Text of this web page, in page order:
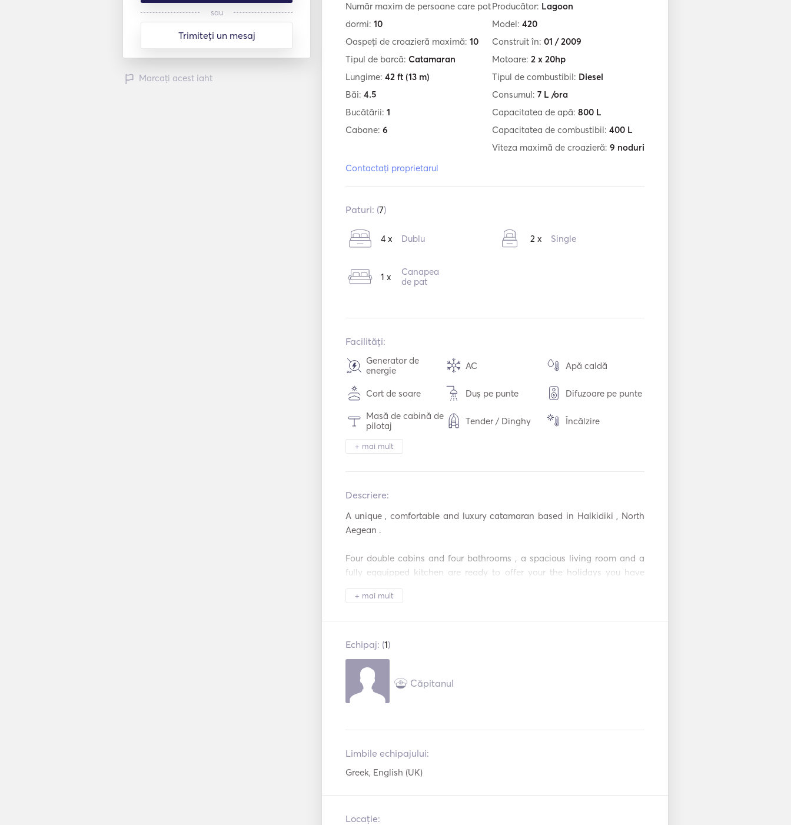
sau
Trimiteți un mesaj
Marcați acest iaht
Număr maxim de persoane care pot
dormi: 10
Oaspeți de croazieră maximă: 10
Tipul de barcă: Catamaran
Lungime: 42 ft (13 m)
Băi: 4.5
Bucătării: 1
Cabane: 6
Contactați proprietarul
Producător: Lagoon
Model: 420
Construit în: 01 / 2009
Motoare: 2 x 20hp
Tipul de combustibil: Diesel
Consumul: 7 L /ora
Capacitatea de apă: 800 L
Capacitatea de combustibil: 400 L
Viteza maximă de croazieră: 9 noduri
Paturi: (7)
4 x Dublu 2 x Single
1 x
Canapea
de pat
Facilități:
Generator de
energie
AC Apă caldă
Cort de soare Duș pe punte Difuzoare pe punte
Masă de cabină de
pilotaj
Tender / Dinghy Încălzire
Binoclu
Plăci fierbinți
Conexiune
auxiliară
Conexiune USB
Mp3 Player / Radio
/ CD
+ mai mult
Descriere:
A unique , comfortable and luxury catamaran based in Halkidiki , North
Aegean .
Four double cabins and four bathrooms , a spacious living room and a
fully eqquipped kitchen are ready to offer your the holidays you have
+ mai mult
Echipaj: (1)
Căpitanul
Limbile echipajului:
Greek, English (UK)
Locație: